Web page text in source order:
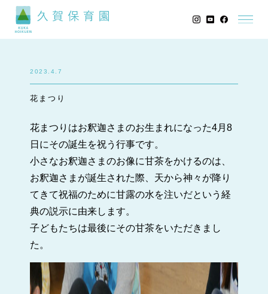
2023.4.7
花まつり
花まつりはお釈迦さまのお生まれになった4月8
日にその誕生を祝う行事です。
小さなお釈迦さまのお像に甘茶をかけるのは、
お釈迦さまが誕生された際、天から神々が降り
てきて祝福のために甘露の水を注いだという経
典の説示に由来します。
子どもたちは最後にその甘茶をいただきまし
た。